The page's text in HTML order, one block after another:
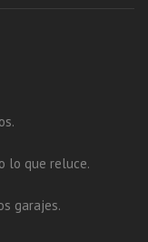
lo que reluce.
garajes.